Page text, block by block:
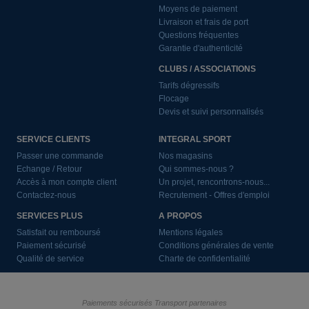
Moyens de paiement
Livraison et frais de port
Questions fréquentes
Garantie d'authenticité
CLUBS / ASSOCIATIONS
Tarifs dégressifs
Flocage
Devis et suivi personnalisés
SERVICE CLIENTS
Passer une commande
Echange / Retour
Accès à mon compte client
Contactez-nous
SERVICES PLUS
Satisfait ou remboursé
Paiement sécurisé
Qualité de service
INTEGRAL SPORT
Nos magasins
Qui sommes-nous ?
Un projet, rencontrons-nous...
Recrutement - Offres d'emploi
A PROPOS
Mentions légales
Conditions générales de vente
Charte de confidentialité
Paiements sécurisés Transport partenaires